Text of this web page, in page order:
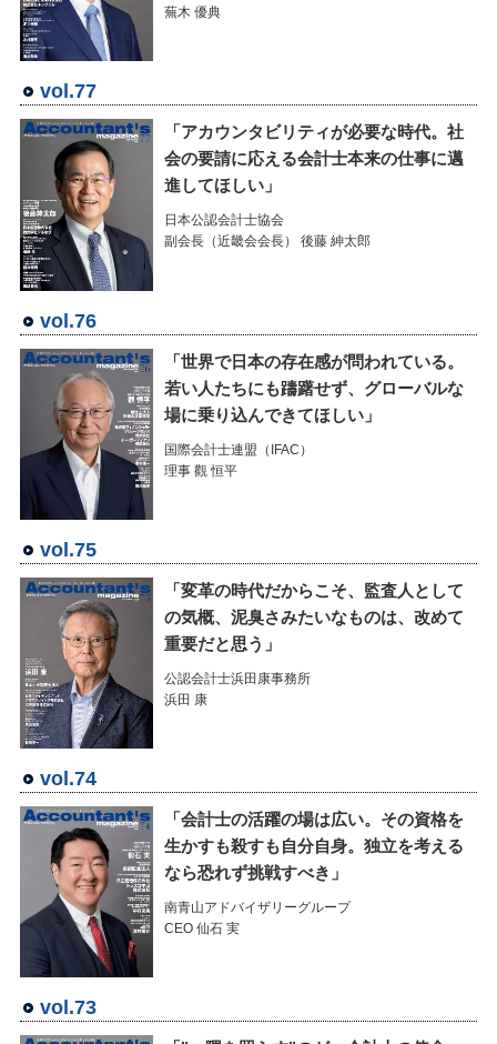
蕪木 優典
vol.77
「アカウンタビリティが必要な時代。社
会の要請に応える会計士本来の仕事に邁
進してほしい」
日本公認会計士協会
副会長（近畿会会長） 後藤 紳太郎
vol.76
「世界で日本の存在感が問われている。
若い人たちにも躊躇せず、グローバルな
場に乗り込んできてほしい」
国際会計士連盟（IFAC）
理事 觀 恒平
vol.75
「変革の時代だからこそ、監査人として
の気概、泥臭さみたいなものは、改めて
重要だと思う」
公認会計士浜田康事務所
浜田 康
vol.74
「会計士の活躍の場は広い。その資格を
生かすも殺すも自分自身。独立を考える
なら恐れず挑戦すべき」
南青山アドバイザリーグループ
CEO 仙石 実
vol.73